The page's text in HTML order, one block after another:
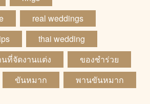
real weddings
thai wedding
ที่จัดงานแต่ง
ของชำร่วย
ขันหมาก พานขันหมาก